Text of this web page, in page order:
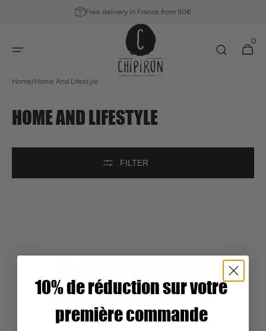
Free delivery in France from 90€
Cart
0
0
items
Home/Home And Lifestyle
COLLECTION:
HOME AND LIFESTYLE
FILTER
NO PRODUCTS FOUND
USE FEWER FILTERS OR
REMOVE ALL
10% de réduction sur votre
première commande